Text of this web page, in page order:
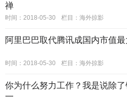
禅
时间：2018-05-30 栏目： 海外掠影
阿里巴巴取代腾讯成国内市值最
时间：2018-05-30 栏目： 海外掠影
你为什么努力工作？我是说除
一